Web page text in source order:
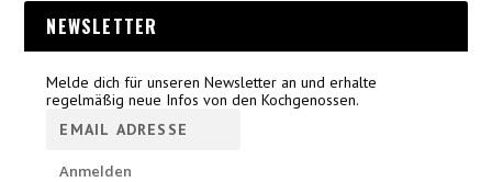
NEWSLETTER
Melde dich für unseren Newsletter an und erhalte
regelmäßig neue Infos von den Kochgenossen.